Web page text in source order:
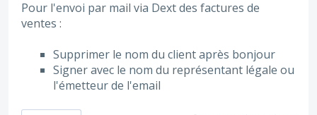
Pour l'envoi par mail via Dext des factures de
ventes :
Supprimer le nom du client après bonjour
Signer avec le nom du représentant légale ou
l'émetteur de l'email